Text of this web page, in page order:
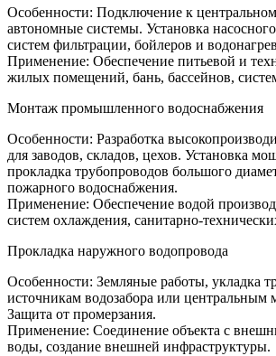
Особенности: Подключение к
автономные системы. Установка
систем фильтрации, бойлеров и
Применение: Обеспечение питьевой и
жилых помещений, бань, бассейнов,
Монтаж промышленного водоснабжения
Особенности: Разработка
для заводов, складов, цехов. Установка
прокладка трубопроводов большого
пожарного водоснабжения.
Применение: Обеспечение водой
систем охлаждения, санитарно-
Прокладка наружного водопровода
Особенности: Земляные работы, укладка
источникам водозабора или центральным
Защита от промерзания.
Применение: Соединение объекта с
воды, создание внешней инфраструктуры.